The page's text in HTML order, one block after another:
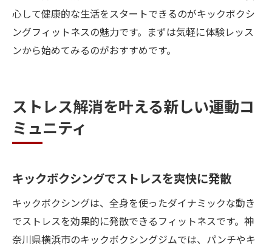
心して健康的な生活をスタートできるのがキックボクシ
ングフィットネスの魅力です。まずは気軽に体験レッス
ンから始めてみるのがおすすめです。
ストレス解消を叶える新しい運動コ
ミュニティ
キックボクシングでストレスを爽快に発散
キックボクシングは、全身を使ったダイナミックな動き
でストレスを効果的に発散できるフィットネスです。神
奈川県横浜市のキックボクシングジムでは、パンチやキ